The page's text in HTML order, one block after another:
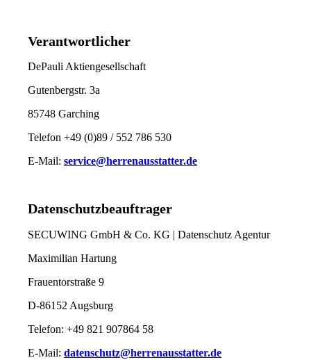
Verantwortlicher
DePauli Aktiengesellschaft
Gutenbergstr. 3a
85748 Garching
Telefon +49 (0)89 / 552 786 530
E-Mail: service@herrenausstatter.de
Datenschutzbeauftrager
SECUWING GmbH & Co. KG | Datenschutz Agentur
Maximilian Hartung
Frauentorstraße 9
D-86152 Augsburg
Telefon: +49 821 907864 58
E-Mail: datenschutz@herrenausstatter.de